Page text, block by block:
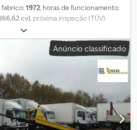
fabrico:1972, horas de funcionamento:
cv), próxima inspeção (TÜV):
engate frontal
30 Dcedsu Ddtuepfx Am Sek
Anúncio classificado